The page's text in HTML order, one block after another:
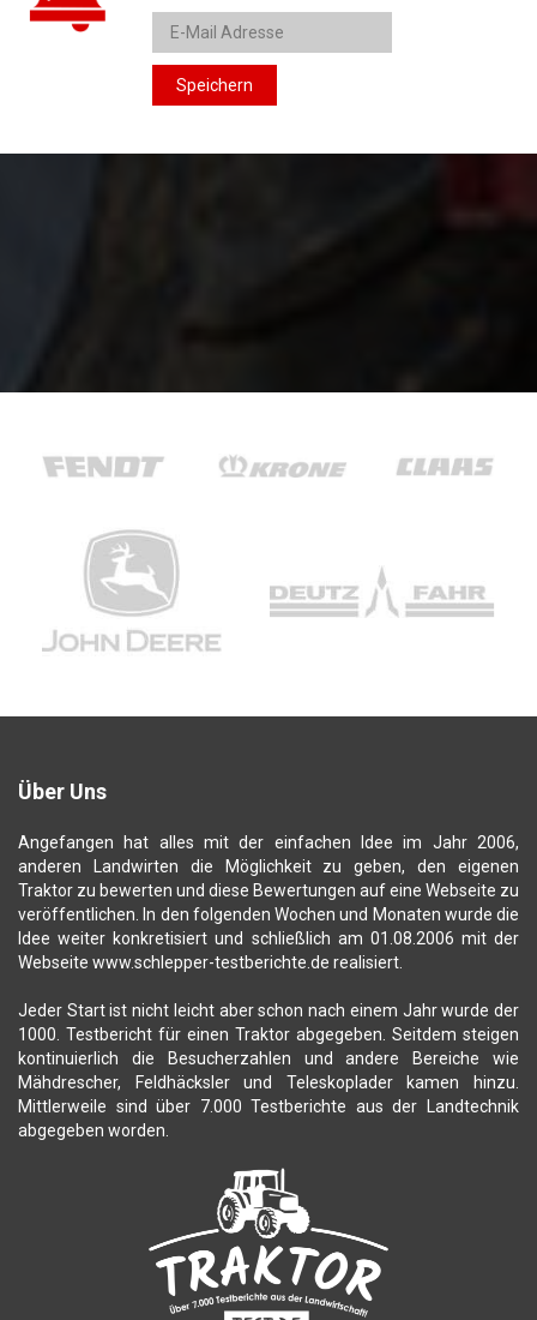
Speichern
Über Uns
Angefangen hat alles mit der einfachen Idee im Jahr 2006,
anderen Landwirten die Möglichkeit zu geben, den eigenen
Traktor zu bewerten und diese Bewertungen auf eine Webseite zu
veröffentlichen. In den folgenden Wochen und Monaten wurde die
Idee weiter konkretisiert und schließlich am 01.08.2006 mit der
Webseite www.schlepper-testberichte.de realisiert.
Jeder Start ist nicht leicht aber schon nach einem Jahr wurde der
1000. Testbericht für einen Traktor abgegeben. Seitdem steigen
kontinuierlich die Besucherzahlen und andere Bereiche wie
Mähdrescher, Feldhäcksler und Teleskoplader kamen hinzu.
Mittlerweile sind über 7.000 Testberichte aus der Landtechnik
abgegeben worden.